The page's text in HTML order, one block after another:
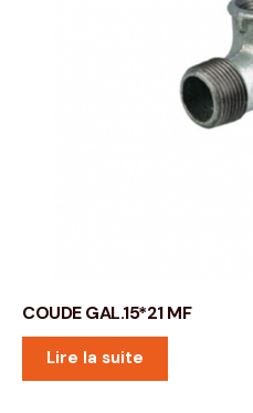
COUDE GAL.15*21 MF
Lire la suite